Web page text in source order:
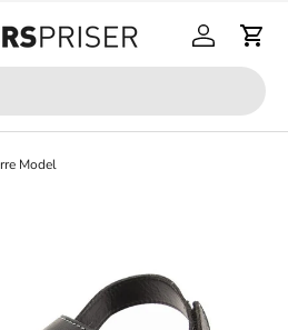
Log påKurv
Model